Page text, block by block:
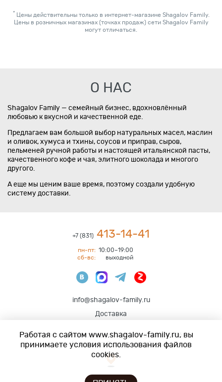
* Цены действительны только в интернет-магазине Shagalov Family.
Цены в розничных магазинах (точках продаж) сети Shagalov Family
могут отличаться.
О НАС
Shagalov Family — семейный бизнес, вдохновлённый
любовью к вкусной и качественной еде.
Предлагаем вам большой выбор натуральных масел, маслин
и оливок, хумуса и тхины, соусов и приправ, сыров,
пельменей ручной работы и настоящей итальянской пасты,
качественного кофе и чая, элитного шоколада и многого
другого.
А еще мы ценим ваше время, поэтому создали удобную
систему доставки.
+7 (831) 413-14-41
пн-пт: 10:00–19:00
сб-вс:
выходной
info@shagalov-family.ru
Доставка
Нижний Новгород,ул. Алексеевская 10/16
(вход с ул.Октябрьская)
Работая с сайтом www.shagalov-family.ru, вы
принимаете условия использования файлов
cookies.